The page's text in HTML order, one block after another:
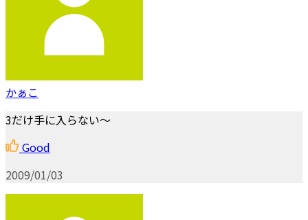
かぁこ
3だけ手に入らない～
Good
2009/01/03